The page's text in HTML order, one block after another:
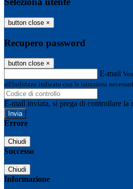
button close ×
Recupero password
button close ×
E-mail
all'indirizzo indicato con le istruzioni
E-mail inviata, si prega di controllare la
Errore
Chiudi
Successo
Chiudi
Informazione